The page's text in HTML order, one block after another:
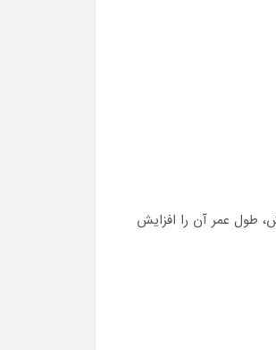
طول عمر آن را افزایش